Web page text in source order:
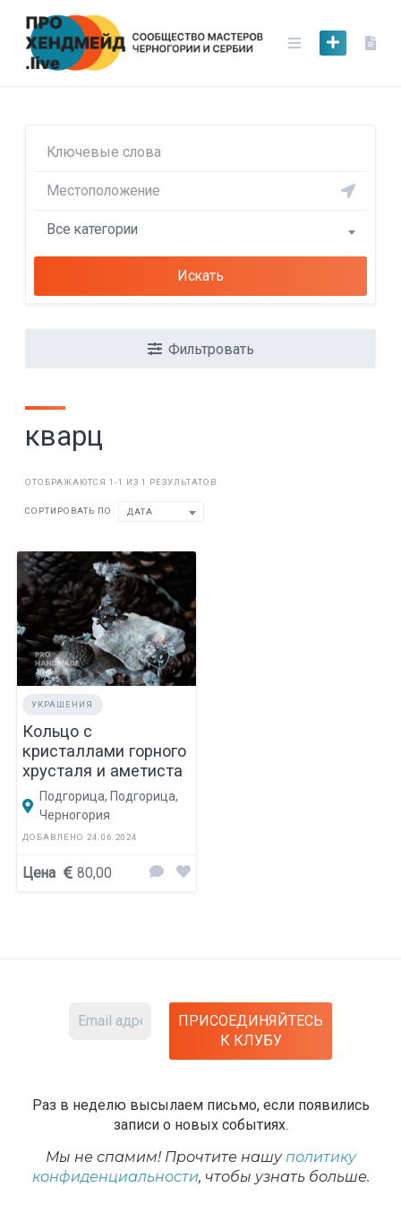
content
Все категории
Искать
Фильтровать
кварц
ОТОБРАЖАЮТСЯ 1-1 ИЗ 1 РЕЗУЛЬТАТОВ
СОРТИРОВАТЬ ПО ДАТА
УКРАШЕНИЯ
Кольцо с
кристаллами горного
хрусталя и аметиста
Подгорица, Подгорица,
Черногория
ДОБАВЛЕНО 24.06.2024
Цена 80,00
Раз в неделю высылаем письмо, если появились
записи о новых событиях.
Мы не спамим! Прочтите нашуполитику
конфиденциальности, чтобы узнать больше.